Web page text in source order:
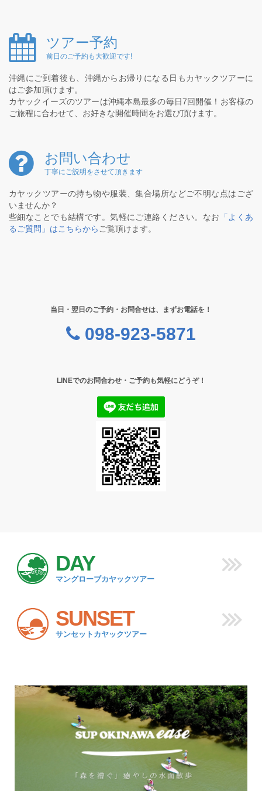
ツアー予約
前日のご予約も大歓迎です!
沖縄にご到着後も、沖縄からお帰りになる日もカヤックツアーに
はご参加頂けます。
カヤックイーズのツアーは沖縄本島最多の毎日7回開催！お客様の
ご旅程に合わせて、お好きな開催時間をお選び頂けます。
お問い合わせ
丁寧にご説明をさせて頂きます
カヤックツアーの持ち物や服装、集合場所などご不明な点はござ
いませんか？
些細なことでも結構です。気軽にご連絡ください。なお
「よくあ
るご質問」はこちらから ご覧頂けます。
当日・翌日のご予約・お問合せは、まずお電話を！
098-923-5871
LINEでのお問合わせ・ご予約も気軽にどうぞ！
DAY
マングローブカヤックツアー
SUNSET
サンセットカヤックツアー